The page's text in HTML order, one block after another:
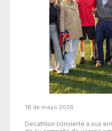
18 de mayo 2026
Decathlon convierte a sus